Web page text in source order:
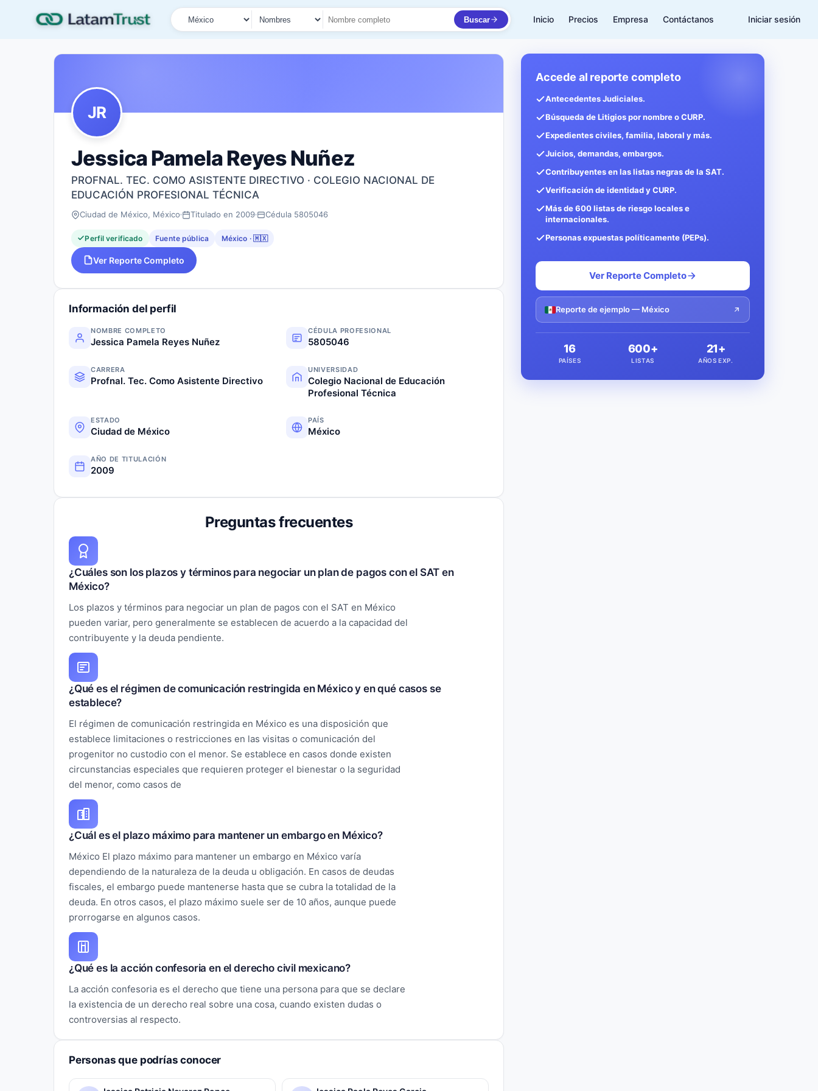
País
Tipo de búsqueda
Nombre o documento
Buscar Inicio Precios Empresa Contáctanos Iniciar sesión
JR
Jessica Pamela Reyes Nuñez
PROFNAL. TEC. COMO ASISTENTE DIRECTIVO · COLEGIO NACIONAL DE
EDUCACIÓN PROFESIONAL TÉCNICA
Ciudad de México, México Titulado en 2009 Cédula 5805046
Perfil verificado Fuente pública México · 🇲🇽
Ver Reporte Completo
Información del perfil
NOMBRE COMPLETO
Jessica Pamela Reyes Nuñez
CÉDULA PROFESIONAL
5805046
CARRERA
Profnal. Tec. Como Asistente Directivo
UNIVERSIDAD
Colegio Nacional de Educación
Profesional Técnica
ESTADO
Ciudad de México
PAÍS
México
AÑO DE TITULACIÓN
2009
Preguntas frecuentes
¿Cuáles son los plazos y términos para negociar un plan de pagos con el SAT en
México?
Los plazos y términos para negociar un plan de pagos con el SAT en México
pueden variar, pero generalmente se establecen de acuerdo a la capacidad del
contribuyente y la deuda pendiente.
¿Qué es el régimen de comunicación restringida en México y en qué casos se
establece?
El régimen de comunicación restringida en México es una disposición que
establece limitaciones o restricciones en las visitas o comunicación del
progenitor no custodio con el menor. Se establece en casos donde existen
circunstancias especiales que requieren proteger el bienestar o la seguridad
del menor, como casos de
¿Cuál es el plazo máximo para mantener un embargo en México?
México El plazo máximo para mantener un embargo en México varía
dependiendo de la naturaleza de la deuda u obligación. En casos de deudas
fiscales, el embargo puede mantenerse hasta que se cubra la totalidad de la
deuda. En otros casos, el plazo máximo suele ser de 10 años, aunque puede
prorrogarse en algunos casos.
¿Qué es la acción confesoria en el derecho civil mexicano?
La acción confesoria es el derecho que tiene una persona para que se declare
la existencia de un derecho real sobre una cosa, cuando existen dudas o
controversias al respecto.
Personas que podrías conocer
Accede al reporte completo
Antecedentes Judiciales.
Búsqueda de Litigios por nombre o CURP.
Expedientes civiles, familia, laboral y más.
Juicios, demandas, embargos.
Contribuyentes en las listas negras de la SAT.
Verificación de identidad y CURP.
Más de 600 listas de riesgo locales e
internacionales.
Personas expuestas políticamente (PEPs).
Ver Reporte Completo
Reporte de ejemplo — México
16
PAÍSES
600+
LISTAS
21+
AÑOS EXP.